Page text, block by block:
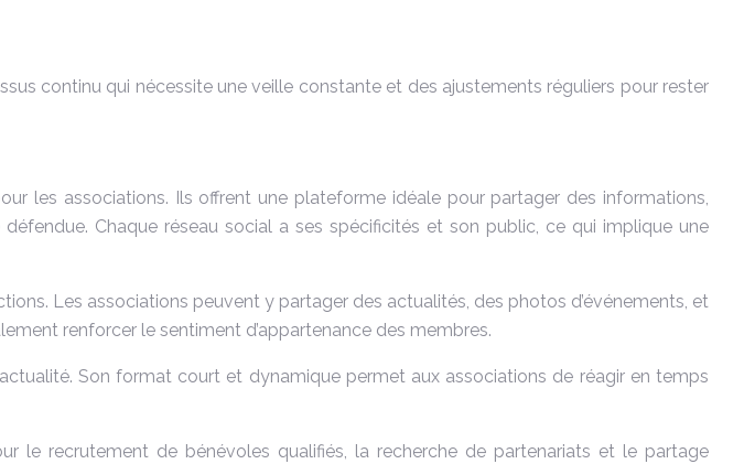
continu qui nécessite une veille constante et des ajustements réguliers pour rester
les associations. Ils offrent une plateforme idéale pour partager des informations,
Chaque réseau social a ses spécificités et son public, ce qui implique une
Les associations peuvent y partager des actualités, des photos d’événements, et
renforcer le sentiment d’appartenance des membres.
Son format court et dynamique permet aux associations de réagir en temps
le recrutement de bénévoles qualifiés, la recherche de partenariats et le partage